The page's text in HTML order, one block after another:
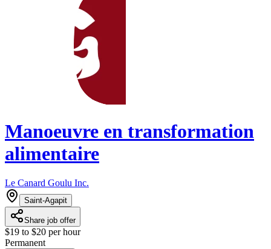
Manoeuvre en transformation
alimentaire
Le Canard Goulu Inc.
Saint-Agapit
Share job offer
$19 to $20 per hour
Permanent